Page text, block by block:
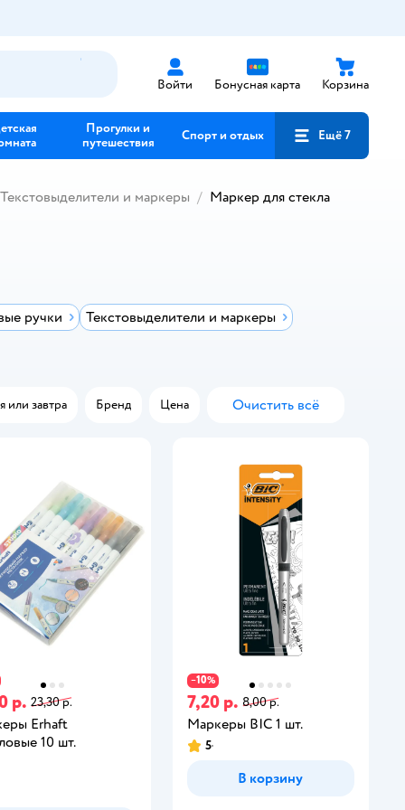
Войти Бонусная карта Корзина
Прогулки и
путешествия
Спорт и отдых Ещё 7
Текстовыделители и маркеры Маркер для стекла
ручки
Текстовыделители и маркеры
или завтра Бренд Цена Очистить всё
р. 23,30 р.
Erhaft
10 шт.
−10%
7,20 р. 8,00 р.
Маркеры BIC 1 шт.
5
В корзину